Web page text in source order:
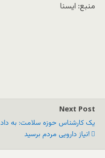
منبع: ایسنا
Next Post
یک کارشناس حوزه سلامت: به داد
نیاز دارویی مردم برسید!